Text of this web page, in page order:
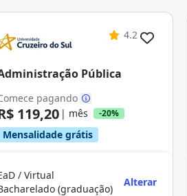
4.2
Pública
pagando
119,20 | mês -20%
Mensalidade grátis
/ Virtual
(graduação)
Alterar